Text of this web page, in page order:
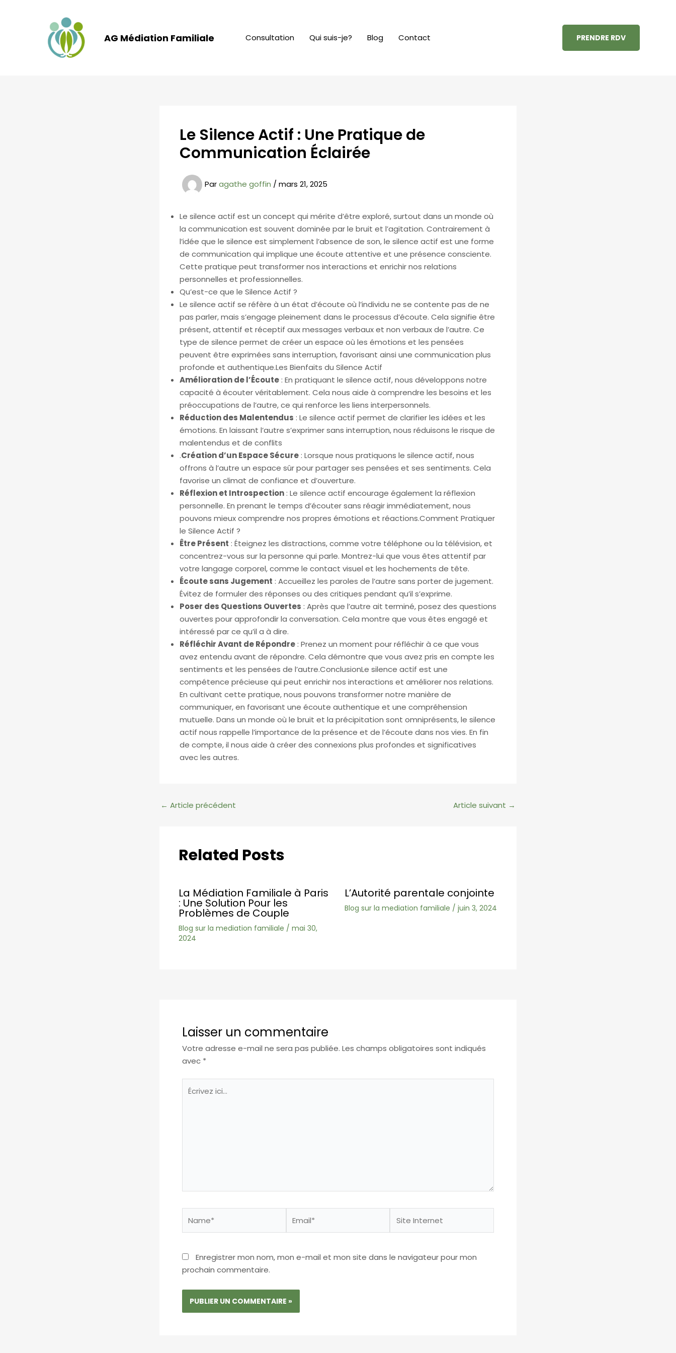
AG Médiation Familiale Consultation Qui suis-je? Blog Contact PRENDRE RDV
Le Silence Actif : Une Pratique de
Communication Éclairée
Paragathe goffin / mars 21, 2025
Le silence actif est un concept qui mérite d’être exploré, surtout dans un monde où
la communication est souvent dominée par le bruit et l’agitation. Contrairement à
l’idée que le silence est simplement l’absence de son, le silence actif est une forme
de communication qui implique une écoute attentive et une présence consciente.
Cette pratique peut transformer nos interactions et enrichir nos relations
personnelles et professionnelles.
Qu’est-ce que le Silence Actif ?
Le silence actif se réfère à un état d’écoute où l’individu ne se contente pas de ne
pas parler, mais s’engage pleinement dans le processus d’écoute. Cela signifie être
présent, attentif et réceptif aux messages verbaux et non verbaux de l’autre. Ce
type de silence permet de créer un espace où les émotions et les pensées
peuvent être exprimées sans interruption, favorisant ainsi une communication plus
profonde et authentique.Les Bienfaits du Silence Actif
Amélioration de l’Écoute : En pratiquant le silence actif, nous développons notre
capacité à écouter véritablement. Cela nous aide à comprendre les besoins et les
préoccupations de l’autre, ce qui renforce les liens interpersonnels.
Réduction des Malentendus : Le silence actif permet de clarifier les idées et les
émotions. En laissant l’autre s’exprimer sans interruption, nous réduisons le risque de
malentendus et de conflits
.Création d’un Espace Sécure : Lorsque nous pratiquons le silence actif, nous
offrons à l’autre un espace sûr pour partager ses pensées et ses sentiments. Cela
favorise un climat de confiance et d’ouverture.
Réflexion et Introspection : Le silence actif encourage également la réflexion
personnelle. En prenant le temps d’écouter sans réagir immédiatement, nous
pouvons mieux comprendre nos propres émotions et réactions.Comment Pratiquer
le Silence Actif ?
Être Présent : Éteignez les distractions, comme votre téléphone ou la télévision, et
concentrez-vous sur la personne qui parle. Montrez-lui que vous êtes attentif par
votre langage corporel, comme le contact visuel et les hochements de tête.
Écoute sans Jugement : Accueillez les paroles de l’autre sans porter de jugement.
Évitez de formuler des réponses ou des critiques pendant qu’il s’exprime.
Poser des Questions Ouvertes : Après que l’autre ait terminé, posez des questions
ouvertes pour approfondir la conversation. Cela montre que vous êtes engagé et
intéressé par ce qu’il a à dire.
Réfléchir Avant de Répondre : Prenez un moment pour réfléchir à ce que vous
avez entendu avant de répondre. Cela démontre que vous avez pris en compte les
sentiments et les pensées de l’autre.ConclusionLe silence actif est une
compétence précieuse qui peut enrichir nos interactions et améliorer nos relations.
En cultivant cette pratique, nous pouvons transformer notre manière de
communiquer, en favorisant une écoute authentique et une compréhension
mutuelle. Dans un monde où le bruit et la précipitation sont omniprésents, le silence
actif nous rappelle l’importance de la présence et de l’écoute dans nos vies. En fin
de compte, il nous aide à créer des connexions plus profondes et significatives
avec les autres.
Navigation
← Article précédent Article suivant →
Related Posts
La Médiation Familiale à Paris
: Une Solution Pour les
Problèmes de Couple
Blog sur la mediation familiale / mai 30,
2024
L’Autorité parentale conjointe
Blog sur la mediation familiale / juin 3, 2024
Laisser un commentaire
Votre adresse e-mail ne sera pas publiée. Les champs obligatoires sont indiqués
avec *
ici…
Internet
Enregistrer mon nom, mon e-mail et mon site dans le navigateur pour mon
prochain commentaire.